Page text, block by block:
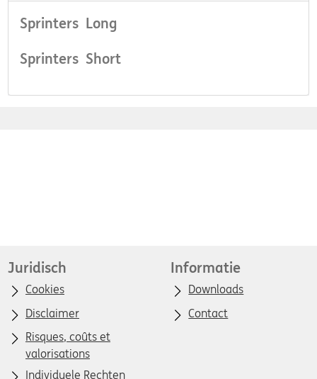
Sprinters Long
Sprinters Short
Juridisch
Cookies
Disclaimer
Risques, coûts et
valorisations
Individuele Rechten
Informatie
Downloads
Contact